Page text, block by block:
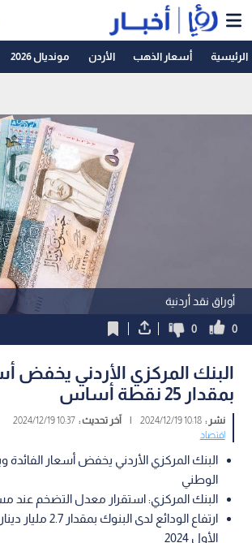
الرئيسية أسعار الذهب الأردن مونديال 2026
أوراق نقد أردنية
0
0
البنك المركزي الأردني يخفض
بمقدار 25 نقطة أساس
نشر :10:18 2024/12/19
| آخر تحديث :10:37 2024/12/19
اقتصاد
البنك المركزي الأردني يخفض أسعار الفائدة
الوطني
البنك المركزي: استقرار معدل التضخم عند
ارتفاع الودائع لدى
الأول 2024